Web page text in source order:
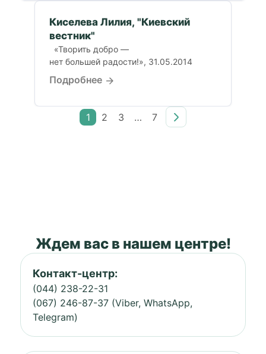
Киселева Лилия, "Киевский
вестник"
«Творить добро —
нет большей радости!», 31.05.2014
Подробнее
1 2 3 … 7
Ждем вас в нашем центре!
Контакт-центр:
(044) 238-22-31
(067) 246-87-37 (Viber, WhatsApp,
Telegram)